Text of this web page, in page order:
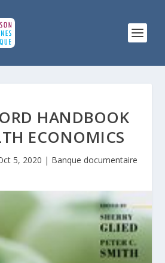
HANDBOOK
ECONOMICS
5, 2020 | Banque documentaire